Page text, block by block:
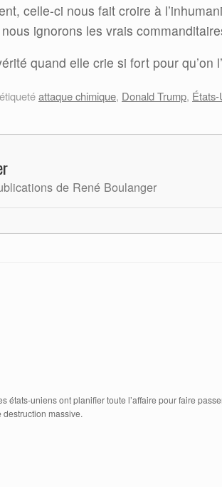
celle-ci nous fait croire à
ignorons les vrais
quand elle crie si fort pour qu’on
attaque chimique, Donald Trump,
de René Boulanger
états-uniens ont planifier toute l’affaire pour faire
destruction massive.